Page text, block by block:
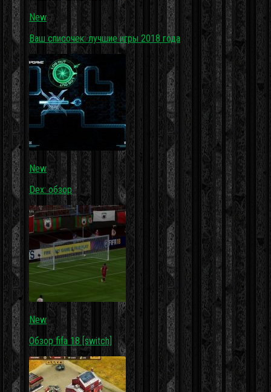
New
Ваш списочек: лучшие игры 2018 года
New
Dex: обзор
New
Обзор fifa 18 [switch]